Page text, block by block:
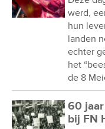
werd,
hun
landen
echter
het
de 8
60
bij FN